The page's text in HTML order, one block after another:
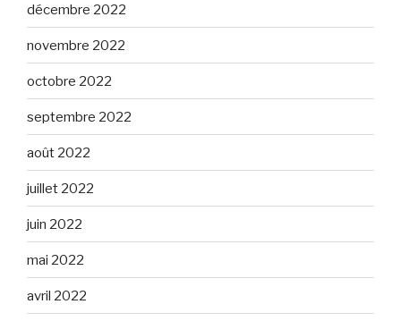
décembre 2022
novembre 2022
octobre 2022
septembre 2022
août 2022
juillet 2022
juin 2022
mai 2022
avril 2022